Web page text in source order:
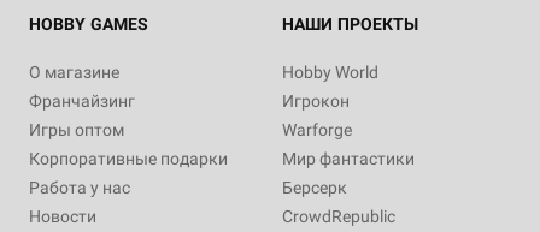
HOBBY GAMES
О магазине
Франчайзинг
Игры оптом
Корпоративные подарки
Работа у нас
Новости
НАШИ ПРОЕКТЫ
Hobby World
Игрокон
Warforge
Мир фантастики
Берсерк
CrowdRepublic